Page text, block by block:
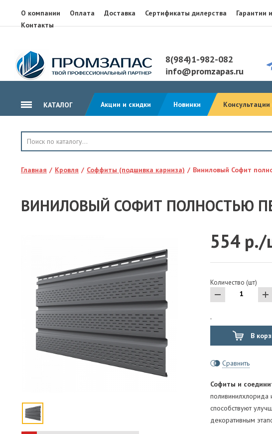
О компании Оплата Доставка Сертификаты дилерства Гарантии
Контакты
8(984)1-982-082
info@promzapas.ru
КАТАЛОГ Акции и скидки Новинки
ГИДРОИЗОЛЯЦИЯ
ТЕПЛОИЗОЛЯЦИЯ
КЛЕЙ, ПЕНА, ГЕРМЕТИКИ
ФАСАД
СТРОИТЕЛЬНАЯ ХИМИЯ
КРЕПЕЖИ
ГИДРОШПОНКИ
Главная Кровля Соффиты (подшивка карниза) Виниловый Софит
ВИНИЛОВЫЙ СОФИТ ПОЛНОСТЬЮ
554 р./
Количество (шт)
'
В
Сравнить
Софиты и
способствуют
декоративным